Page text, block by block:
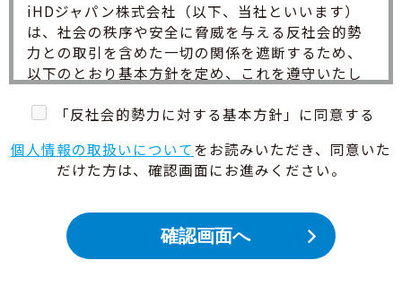
iHDジャパン株式会社（以下、当社といいます）
は、社会の秩序や安全に脅威を与える反社会的勢
力との取引を含めた一切の関係を遮断するため、
以下のとおり基本方針を定め、これを遵守いたし
1. 組織としての対応
要求に対する役員および社員の安全を確保しま
反社会的勢力による不当な要求に備え、平素から
警察、暴力追放運動推進センター、弁護士等の外
部専門機関と緊密な連携を構築していきます。
「反社会的勢力に対する基本方針」に同意する
個人情報の取扱いについて をお読みいただき、同意いた
だけた方は、確認画面にお進みください。
確認画面へ